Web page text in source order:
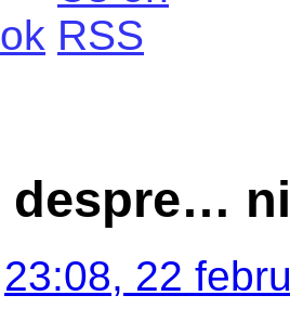
despre…
23:08, 22